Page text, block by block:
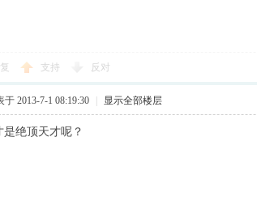
支持 反对
于 2013-7-1 08:19:30 显示全部楼层
是绝顶天才呢？